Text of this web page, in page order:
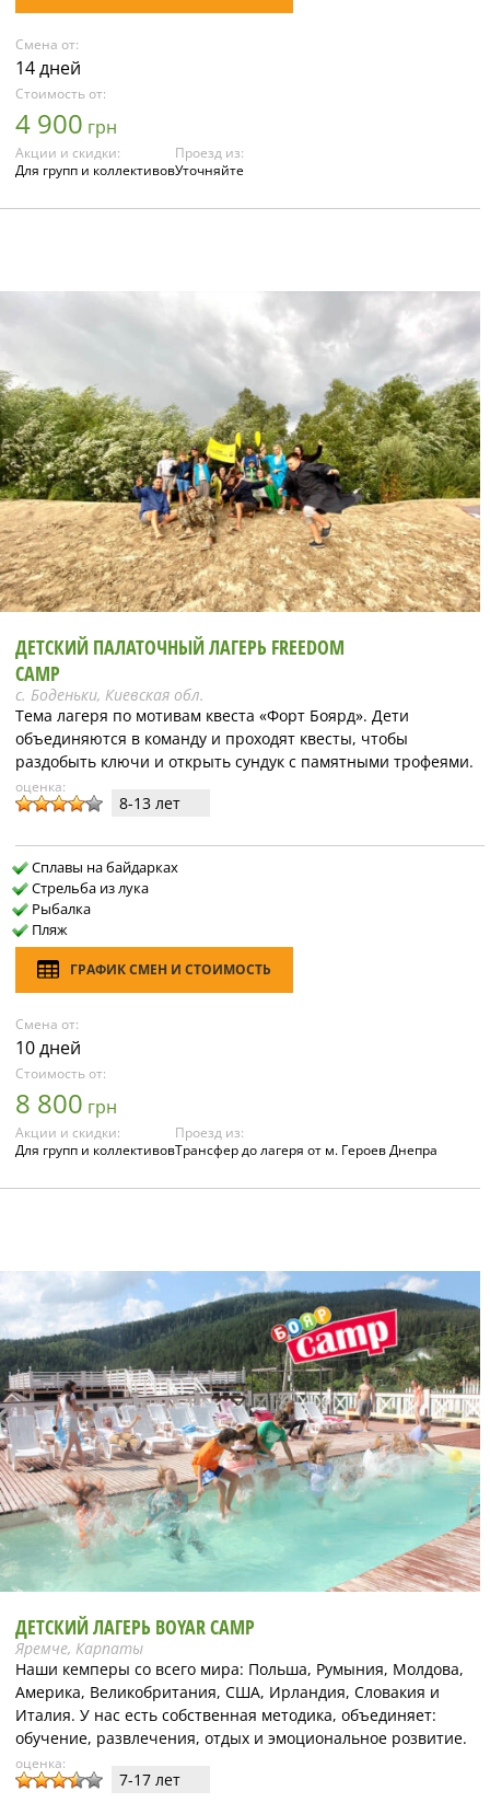
Смена от:
14 дней
Стоимость от:
4 900 грн
Акции и скидки:
Для групп и коллективов
Проезд из:
Уточняйте
ДЕТСКИЙ ПАЛАТОЧНЫЙ ЛАГЕРЬ FREEDOM
CAMP
с. Боденьки, Киевская обл.
Тема лагеря по мотивам квеста «Форт Боярд». Дети
объединяются в команду и проходят квесты, чтобы
раздобыть ключи и открыть сундук с памятными трофеями.
оценка:
8-13 лет
Сплавы на байдарках
Стрельба из лука
Рыбалка
Пляж
ГРАФИК СМЕН И СТОИМОСТЬ
Смена от:
10 дней
Стоимость от:
8 800 грн
Акции и скидки:
Для групп и коллективов
Проезд из:
Трансфер до лагеря от м. Героев Днепра
ДЕТСКИЙ ЛАГЕРЬ BOYAR CAMP
Яремче, Карпаты
Наши кемперы со всего мира: Польша, Румыния, Молдова,
Америка, Великобритания, США, Ирландия, Словакия и
Италия. У нас есть собственная методика, объединяет:
обучение, развлечения, отдых и эмоциональное розвитие.
оценка:
7-17 лет